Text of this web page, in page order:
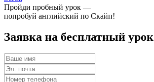
Пройди пробный урок —
попробуй английский по Скайп!
Заявка на бесплатный урок